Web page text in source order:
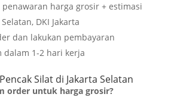
harga grosir + estimasi
DKI Jakarta
dan lakukan pembayaran
dalam 1-2 hari kerja
Silat di Jakarta Selatan
order untuk harga grosir?